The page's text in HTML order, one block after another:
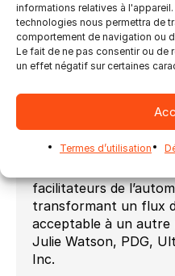
informations relatives à
technologies nous permettra de
comportement de navigation ou
Le fait de ne pas consentir ou de
un effet négatif sur certaines
Termes d’utilisation
travail pour en bout
obtenir de meilleurs
“À cette foire
peuvent produire du
grâce à Impostrip® et
oublier les
facilitateurs de
transformant un flux
acceptable à un autre
Julie Watson, PDG,
Inc.